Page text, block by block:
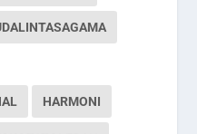
HARMONI